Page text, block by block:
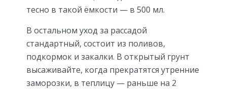
тесно в такой ёмкости — в 500 мл.
В остальном уход за рассадой
стандартный, состоит из поливов,
подкормок и закалки. В открытый грунт
высаживайте, когда прекратятся утренние
заморозки, в теплицу — раньше на 2